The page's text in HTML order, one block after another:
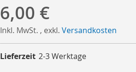
6,00 €
Inkl. MwSt. , exkl. Versandkosten
Lieferzeit 2-3 Werktage